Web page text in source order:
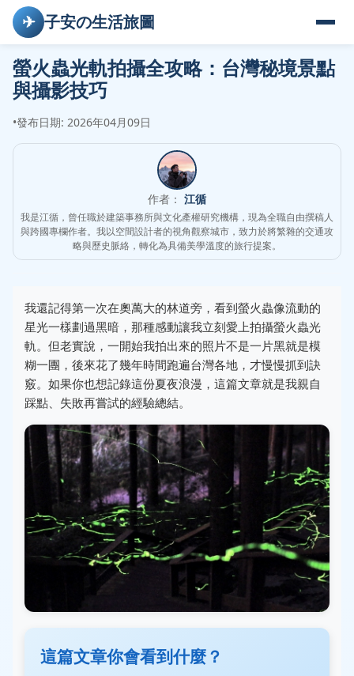
✈ 子安の生活旅圖
螢火蟲光軌拍攝全攻略：台灣秘境景點
與攝影技巧
•發布日期: 2026年04月09日
作者： 江循
我是江循，曾任職於建築事務所與文化產權研究機構，現為全職自由撰稿人
與跨國專欄作者。我以空間設計者的視角觀察城市，致力於將繁雜的交通攻
略與歷史脈絡，轉化為具備美學溫度的旅行提案。
我還記得第一次在奧萬大的林道旁，看到螢火蟲像流動的
星光一樣劃過黑暗，那種感動讓我立刻愛上拍攝螢火蟲光
軌。但老實說，一開始我拍出來的照片不是一片黑就是模
糊一團，後來花了幾年時間跑遍台灣各地，才慢慢抓到訣
竅。如果你也想記錄這份夏夜浪漫，這篇文章就是我親自
踩點、失敗再嘗試的經驗總結。
這篇文章你會看到什麼？